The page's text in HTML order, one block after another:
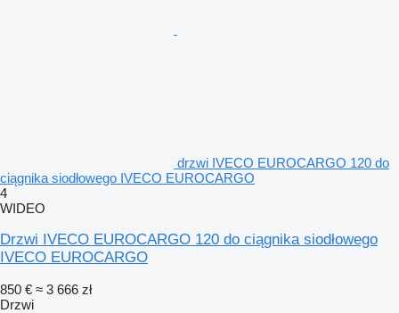
drzwi IVECO EUROCARGO 120 do
ciągnika siodłowego IVECO EUROCARGO
4
WIDEO
Drzwi IVECO EUROCARGO 120 do ciągnika siodłowego
IVECO EUROCARGO
850 € ≈ 3 666 zł
Drzwi